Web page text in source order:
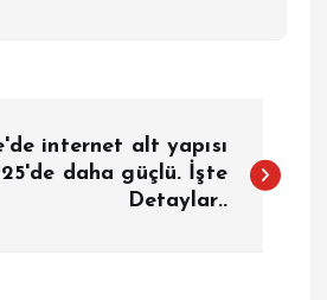
internet alt yapısı
daha güçlü. İşte
Detaylar..